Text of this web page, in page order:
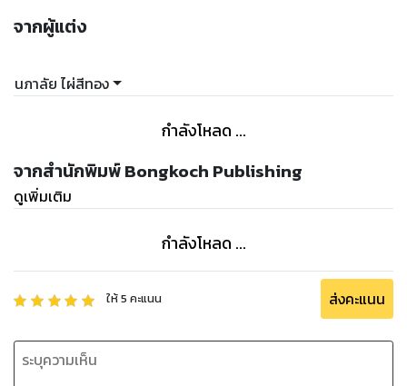
จากผู้แต่ง
นภาลัย ไผ่สีทอง
กำลังโหลด ...
จากสำนักพิมพ์ Bongkoch Publishing
ดูเพิ่มเติม
กำลังโหลด ...
ให้5 คะแนน ส่งคะแนน